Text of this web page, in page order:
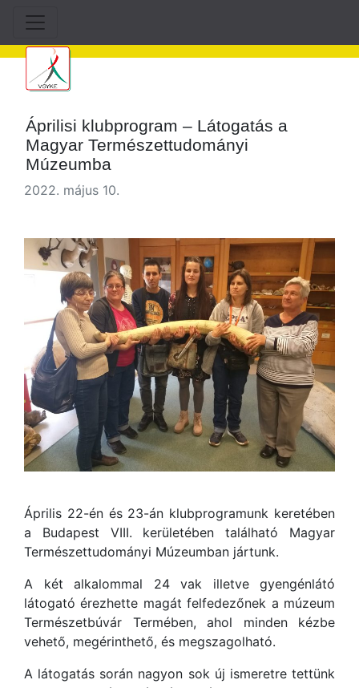
Áprilisi klubprogram – Látogatás a
Magyar Természettudományi
Múzeumba
2022. május 10.
Április 22-én és 23-án klubprogramunk keretében
a Budapest VIII. kerületében található Magyar
Természettudományi Múzeumban jártunk.
A két alkalommal 24 vak illetve gyengénlátó
látogató érezhette magát felfedezőnek a múzeum
Természetbúvár Termében, ahol minden kézbe
vehető, megérinthető, és megszagolható.
A látogatás során nagyon sok új ismeretre tettünk